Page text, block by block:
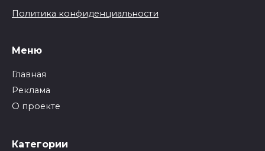
Политика конфиденциальности
Меню
Главная
Реклама
О проекте
Категории